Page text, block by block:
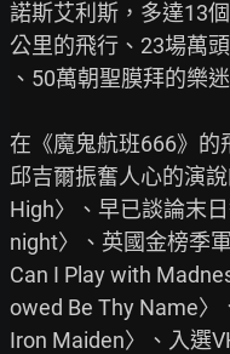
諾斯艾利斯，多達13
公里的飛行、23場萬
、50萬朝聖膜拜的樂迷
在《魔鬼航班666》的
邱吉爾振奮人心的演
High〉、早已談論末
night〉、英國金榜季
Can I Play with
owed Be Thy Name〉
Iron Maiden〉、入選